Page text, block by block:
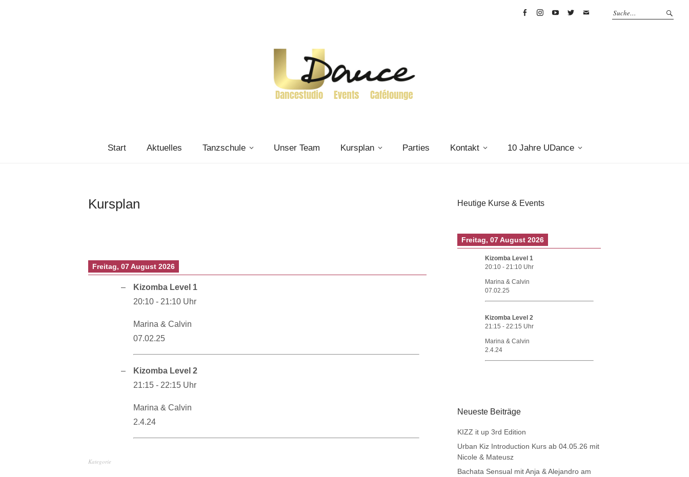
Start Aktuelles Tanzschule Unser Team Kursplan Parties Kontakt 10 Jahre UDance
Kursplan
Freitag, 07 August 2026
Kizomba Level 1
20:10 - 21:10 Uhr
Marina & Calvin
07.02.25
Kizomba Level 2
21:15 - 22:15 Uhr
Marina & Calvin
2.4.24
Kategorie
Heutige Kurse & Events
Freitag, 07 August 2026
Kizomba Level 1
20:10 - 21:10 Uhr
Marina & Calvin
07.02.25
Kizomba Level 2
21:15 - 22:15 Uhr
Marina & Calvin
2.4.24
Neueste Beiträge
KIZZ it up 3rd Edition
Urban Kiz Introduction Kurs ab 04.05.26 mit
Nicole & Mateusz
Bachata Sensual mit Anja & Alejandro am